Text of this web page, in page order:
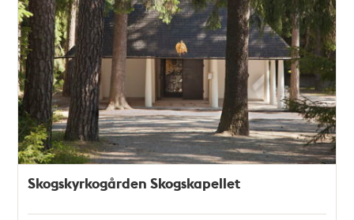
Skogskyrkogården Skogskapellet